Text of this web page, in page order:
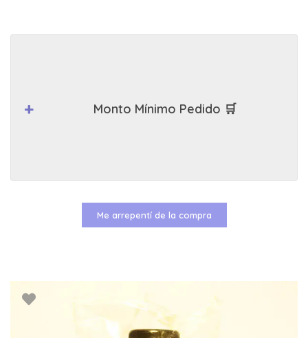
Monto Mínimo Pedido 🛒
Me arrepentí de la compra